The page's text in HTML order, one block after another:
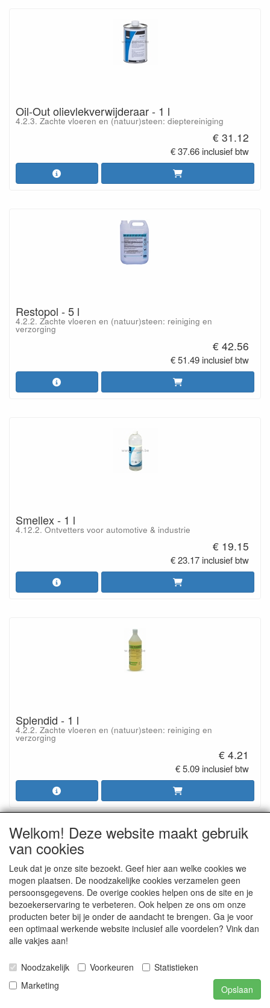
Oil-Out olievlekverwijderaar - 1 l
4.2.3. Zachte vloeren en (natuur)steen: dieptereiniging
€ 31.12
€ 37.66 inclusief btw
Restopol - 5 l
4.2.2. Zachte vloeren en (natuur)steen: reiniging en
verzorging
€ 42.56
€ 51.49 inclusief btw
Smellex - 1 l
4.12.2. Ontvetters voor automotive & industrie
€ 19.15
€ 23.17 inclusief btw
Splendid - 1 l
4.2.2. Zachte vloeren en (natuur)steen: reiniging en
verzorging
€ 4.21
€ 5.09 inclusief btw
Splendid - 5 l
4.2.2. Zachte vloeren en (natuur)steen: reiniging en
verzorging
€ 19.03 inclusief btw
Welkom! Deze website maakt gebruik
van cookies
Leuk dat je onze site bezoekt. Geef hier aan welke cookies we
mogen plaatsen. De noodzakelijke cookies verzamelen geen
persoonsgegevens. De overige cookies helpen ons de site en je
bezoekerservaring te verbeteren. Ook helpen ze ons om onze
producten beter bij je onder de aandacht te brengen. Ga je voor
een optimaal werkende website inclusief alle voordelen? Vink dan
alle vakjes aan!
Noodzakelijk Voorkeuren
Statistieken
Marketing
Opslaan